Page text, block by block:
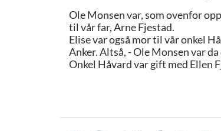
Ole Monsen var, som ovenfor
til vår far, Arne Fjestad.
Elise var også mor til vår onkel
Anker. Altså, - Ole Monsen var
Onkel Håvard var gift med Ellen